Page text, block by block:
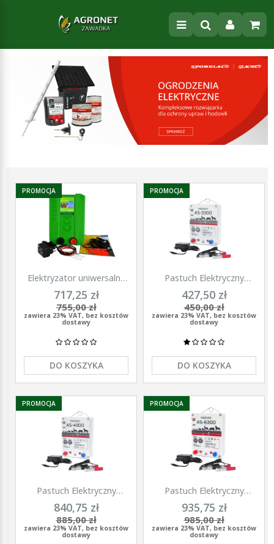
Elektryzator uniwersalny
TITAN DUO 3000, dla
koni, bydła, owiec i kóz,
2,0 J, Kerbl
717,25 zł
755,00 zł
zawiera 23% VAT, bez kosztów
dostawy
DO KOSZYKA
PROMOCJA
Pastuch Elektryczny
Elektryzator uniwersalny
Pomelac AS-3300 3,3 Jula
427,50 zł
450,00 zł
zawiera 23% VAT, bez kosztów
dostawy
DO KOSZYKA
PROMOCJA
Pastuch Elektryczny
Elektryzator uniwersalny
Pomelac AS-4900 4,9Jula
840,75 zł
885,00 zł
zawiera 23% VAT, bez kosztów
dostawy
PROMOCJA
Pastuch Elektryczny
Elektryzator uniwersalny
Pomelac AS-6300 6,3Jula
935,75 zł
985,00 zł
zawiera 23% VAT, bez kosztów
dostawy
PROMOCJA